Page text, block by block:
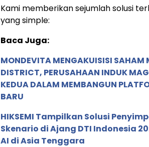
Kami memberikan sejumlah solusi
yang simple:
Baca Juga:
MONDEVITA MENGAKUISISI SAHAM
DISTRICT, PERUSAHAAN INDUK
KEDUA DALAM MEMBANGUN
BARU
HIKSEMI Tampilkan Solusi
Skenario di Ajang DTI Indonesia
AI di Asia Tenggara